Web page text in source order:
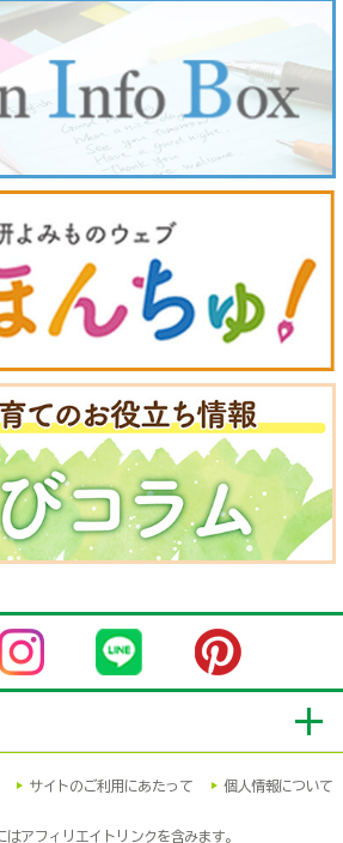
サイトのご利用にあたって 個人情報について
はアフィリエイトリンクを含みます。